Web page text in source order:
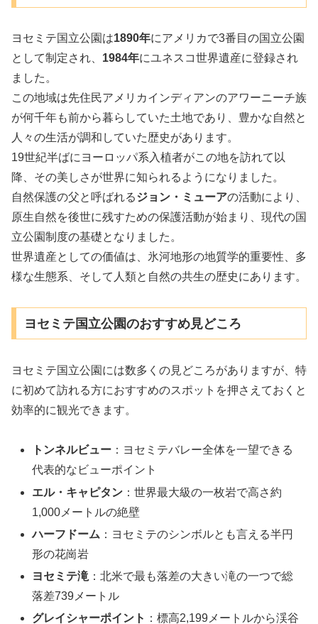
ヨセミテ国立公園は1890年にアメリカで3番目の国立公園
として制定され、 1984年にユネスコ世界遺産に登録され
ました。
この地域は先住民アメリカインディアンのアワーニーチ族
が何千年も前から暮らしていた土地であり、豊かな自然と
人々の生活が調和していた歴史があります。
19世紀半ばにヨーロッパ系入植者がこの地を訪れて以
降、その美しさが世界に知られるようになりました。
自然保護の父と呼ばれるジョン・ミューアの活動により、
原生自然を後世に残すための保護活動が始まり、現代の国
立公園制度の基礎となりました。
世界遺産としての価値は、氷河地形の地質学的重要性、多
様な生態系、そして人類と自然の共生の歴史にあります。
ヨセミテ国立公園のおすすめ見どころ
ヨセミテ国立公園には数多くの見どころがありますが、特
に初めて訪れる方におすすめのスポットを押さえておくと
効率的に観光できます。
トンネルビュー ：ヨセミテバレー全体を一望できる
代表的なビューポイント
エル・キャピタン ：世界最大級の一枚岩で高さ約
1,000メートルの絶壁
ハーフドーム ：ヨセミテのシンボルとも言える半円
形の花崗岩
ヨセミテ滝 ：北米で最も落差の大きい滝の一つで総
落差739メートル
グレイシャーポイント ：標高2,199メートルから渓谷